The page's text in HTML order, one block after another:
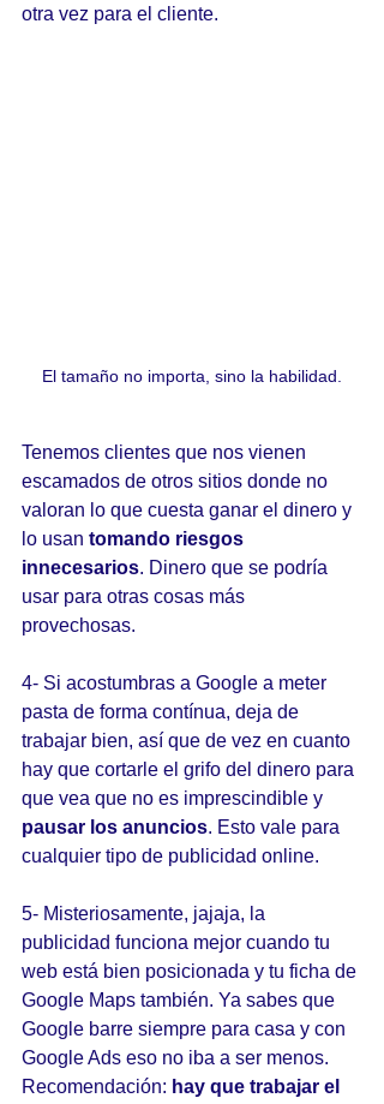
otra vez para el cliente.
El tamaño no importa, sino la habilidad.
Tenemos clientes que nos vienen
escamados de otros sitios donde no
valoran lo que cuesta ganar el dinero y
lo usan tomando riesgos
innecesarios. Dinero que se podría
usar para otras cosas más
provechosas.
4- Si acostumbras a Google a meter
pasta de forma contínua, deja de
trabajar bien, así que de vez en cuanto
hay que cortarle el grifo del dinero para
que vea que no es imprescindible y
pausar los anuncios. Esto vale para
cualquier tipo de publicidad online.
5- Misteriosamente, jajaja, la
publicidad funciona mejor cuando tu
web está bien posicionada y tu ficha de
Google Maps también. Ya sabes que
Google barre siempre para casa y con
Google Ads eso no iba a ser menos.
Recomendación: hay que trabajar el